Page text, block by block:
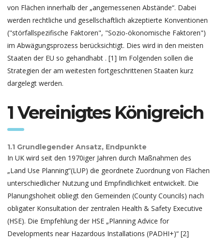
von Flächen innerhalb der „angemessenen Abstände“. Dabei
werden rechtliche und gesellschaftlich akzeptierte Konventionen
("störfallspezifische Faktoren", "Sozio-ökonomische Faktoren")
im Abwägungsprozess berücksichtigt. Dies wird in den meisten
Staaten der EU so gehandhabt . [1] Im Folgenden sollen die
Strategien der am weitesten fortgeschrittenen Staaten kurz
dargelegt werden.
1 Vereinigtes Königreich
1.1 Grundlegender Ansatz, Endpunkte
In UK wird seit den 1970iger Jahren durch Maßnahmen des
„Land Use Planning“(LUP) die geordnete Zuordnung von Flächen
unterschiedlicher Nutzung und Empfindlichkeit entwickelt. Die
Planungshoheit obliegt den Gemeinden (County Councils) nach
obligater Konsultation der zentralen Health & Safety Executive
(HSE). Die Empfehlung der HSE „Planning Advice for
Developments near Hazardous Installations (PADHI+)“ [2]